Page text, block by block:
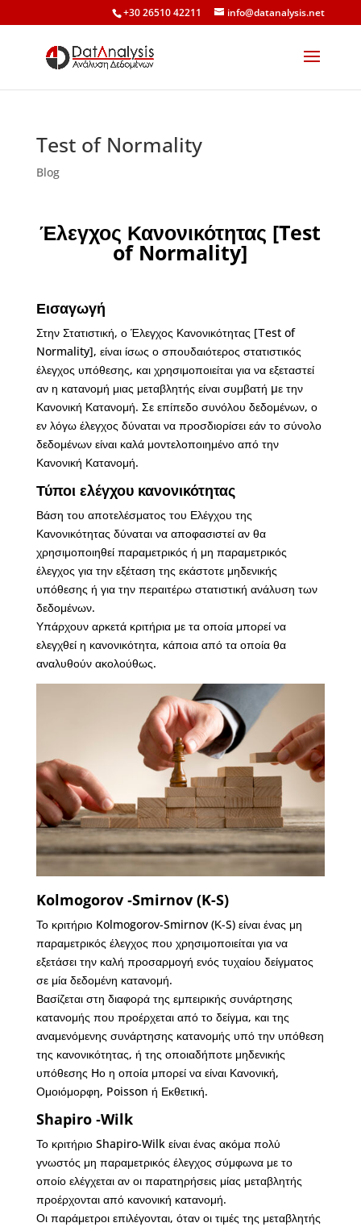
+30 26510 42211 info@datanalysis.net
Test of Normality
Blog
Έλεγχος Κανονικότητας [Test
of Normality]
Εισαγωγή
Στην Στατιστική, ο Έλεγχος Κανονικότητας [Τest of
Normality], είναι ίσως ο σπουδαιότερος στατιστικός
έλεγχος υπόθεσης, και χρησιμοποιείται για να εξεταστεί
αν η κατανομή μιας μεταβλητής είναι συμβατή µε την
Κανονική Κατανομή. Σε επίπεδο συνόλου δεδομένων, ο
εν λόγω έλεγχος δύναται να προσδιορίσει εάν το σύνολο
δεδομένων είναι καλά μοντελοποιημένο από την
Κανονική Κατανομή.
Τύποι ελέγχου κανονικότητας
Βάση του αποτελέσματος του Ελέγχου της
Κανονικότητας δύναται να αποφασιστεί αν θα
χρησιμοποιηθεί παραμετρικός ή μη παραμετρικός
έλεγχος για την εξέταση της εκάστοτε μηδενικής
υπόθεσης ή για την περαιτέρω στατιστική ανάλυση των
δεδομένων.
Υπάρχουν αρκετά κριτήρια με τα οποία μπορεί να
ελεγχθεί η κανονικότητα, κάποια από τα οποία θα
αναλυθούν ακολούθως.
Kolmogorov ‐Smirnov (K-S)
Το κριτήριο Kolmogorov-Smirnov (Κ-S) είναι ένας μη
παραμετρικός έλεγχος που χρησιμοποιείται για να
εξετάσει την καλή προσαρμογή ενός τυχαίου δείγματος
σε μία δεδομένη κατανομή.
Βασίζεται στη διαφορά της εμπειρικής συνάρτησης
κατανομής που προέρχεται από το δείγμα, και της
αναμενόμενης συνάρτησης κατανομής υπό την υπόθεση
της κανονικότητας, ή της οποιαδήποτε μηδενικής
υπόθεσης Hο η οποία μπορεί να είναι Κανονική,
Ομοιόμορφη, Poisson ή Εκθετική.
Shapiro ‐Wilk
Το κριτήριο Shapiro-Wilk είναι ένας ακόμα πολύ
γνωστός μη παραμετρικός έλεγχος σύμφωνα με το
οποίο ελέγχεται αν οι παρατηρήσεις μίας μεταβλητής
προέρχονται από κανονική κατανομή.
Οι παράμετροι επιλέγονται, όταν οι τιμές της μεταβλητής